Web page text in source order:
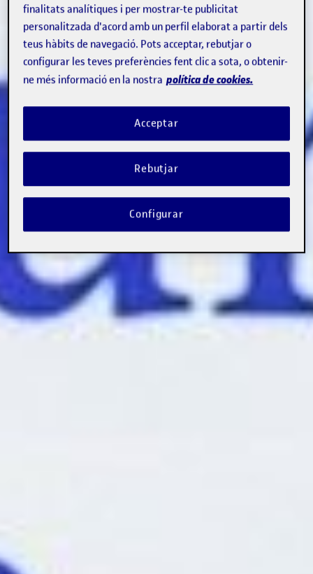
finalitats analítiques i per mostrar-te publicitat
personalitzada d'acord amb un perfil elaborat a partir dels
teus hàbits de navegació. Pots acceptar, rebutjar o
configurar les teves preferències fent clic a sota, o obtenir-
ne més informació en la nostra política de cookies.
Rebutjar
Acceptar
Configurar